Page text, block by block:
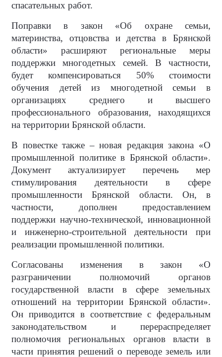
спасательных работ.
Поправки в закон «Об охране семьи,
материнства, отцовства и детства в Брянской
области» расширяют региональные меры
поддержки многодетных семей. В частности,
будет компенсироваться 50% стоимости
обучения детей из многодетной семьи в
организациях среднего и высшего
профессионального образования, находящихся
на территории Брянской области.
В повестке также – новая редакция закона «О
промышленной политике в Брянской области».
Документ актуализирует перечень мер
стимулирования деятельности в сфере
промышленности Брянской области. Он, в
частности, дополнен предоставлением
поддержки научно-технической, инновационной
и инженерно-строительной деятельности при
реализации промышленной политики.
Согласованы изменения в закон «О
разграничении полномочий органов
государственной власти в сфере земельных
отношений на территории Брянской области».
Он приводится в соответствие с федеральным
законодательством и перераспределяет
полномочия региональных органов власти в
части принятия решений о переводе земель или